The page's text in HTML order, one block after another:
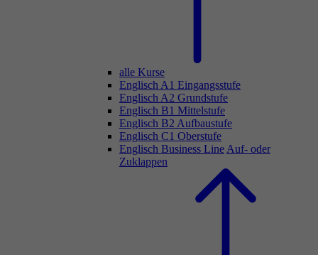
alle Kurse
Englisch A1 Eingangsstufe
Englisch A2 Grundstufe
Englisch B1 Mittelstufe
Englisch B2 Aufbaustufe
Englisch C1 Oberstufe
Englisch Business Line Auf- oder
Zuklappen